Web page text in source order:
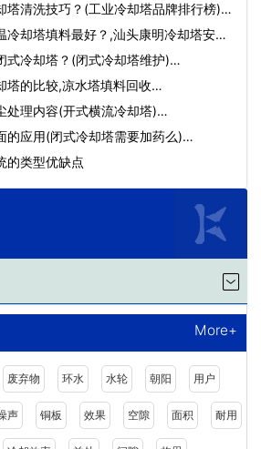
塔清洗技巧？(工业冷却塔品牌排行榜)…
冷却塔填料最好？,汕头康明冷却塔安
式冷却塔？(闭式冷却塔维护)…
塔的比较,凉水塔填料回收…
处理内容(开式横流冷却塔)…
的应用(闭式冷却塔需要加药么)…
的类型优缺点
More+
废弃物 环水 水轮 朝阳 用户
声 铜板 效果 空隙 面积 耐用